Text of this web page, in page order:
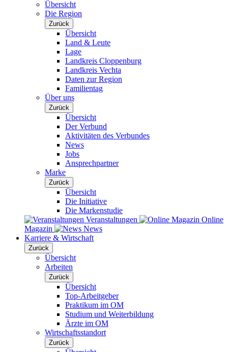
Übersicht
Die Region
Zurück
Übersicht
Land & Leute
Lage
Landkreis Cloppenburg
Landkreis Vechta
Daten zur Region
Familientag
Über uns
Zurück
Übersicht
Der Verbund
Aktivitäten des Verbundes
News
Jobs
Ansprechpartner
Marke
Zurück
Übersicht
Die Initiative
Die Markenstudie
Veranstaltungen
Online
Magazin
News
Karriere & Wirtschaft
Zurück
Übersicht
Arbeiten
Zurück
Übersicht
Top-Arbeitgeber
Praktikum im OM
Studium und Weiterbildung
Ärzte im OM
Wirtschaftsstandort
Zurück